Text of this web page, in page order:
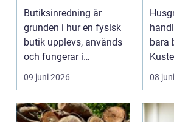
försäljning
Butiksinredning är
grunden i hur en fysisk
butik upplevs, används
och fungerar i
vardagen....
09 juni 2026
bara
bjud...
08